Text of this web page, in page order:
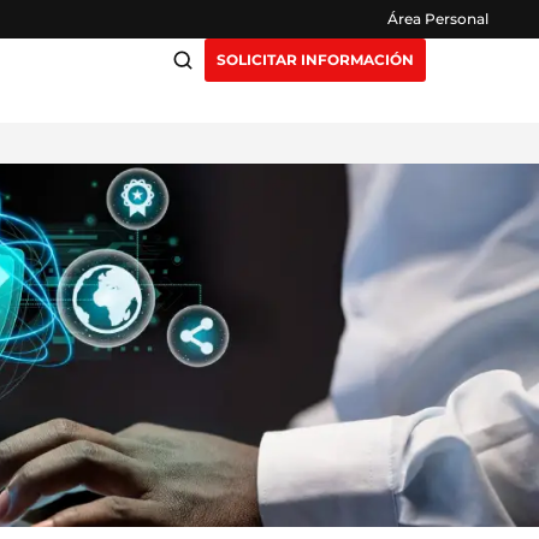
Área Personal
Claustro
Opiniones
Preguntas Frecuentes
SOLICITAR INFORMACIÓN